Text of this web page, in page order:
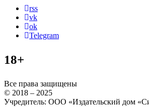
rss
vk
ok
Telegram
18+
Все права защищены
© 2018 – 2025
Учредитель: ООО «Издательский дом